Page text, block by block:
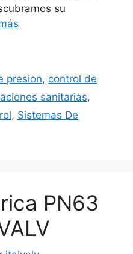
su
presion, control de
sanitarias,
, Sistemas De
PN63